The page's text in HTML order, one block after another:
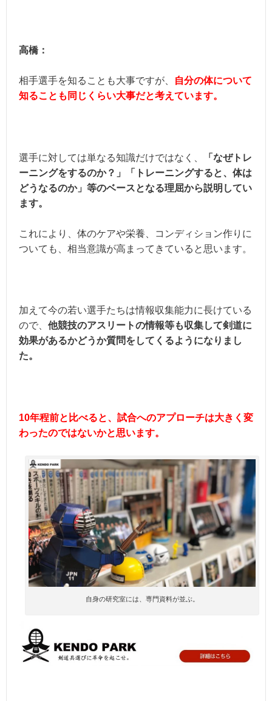
高橋：
相手選手を知ることも大事ですが、
自分の体について
知ることも同じくらい大事だと考えています。
選手に対しては単なる知識だけではなく、 「 なぜトレ
ーニングをするのか？」「トレーニングすると、体は
どうなるのか」等のベースとなる理屈から説明してい
ます。
これにより、体のケアや栄養、コンディション作りに
ついても、相当意識が高まってきていると思います。
加えて今の若い選手たちは情報収集能力に長けている
ので、 他競技のアスリートの情報等も収集して剣道に
効果があるかどうか質問をしてくるようになりまし
た。
10年程前と比べると、試合へのアプローチは大きく変
わったのではないかと思います。
自身の研究室には、専門資料が並ぶ。